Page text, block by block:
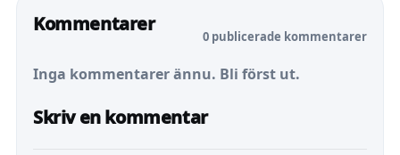
Kommentarer
0 publicerade kommentarer
Inga kommentarer ännu. Bli först ut.
Skriv en kommentar